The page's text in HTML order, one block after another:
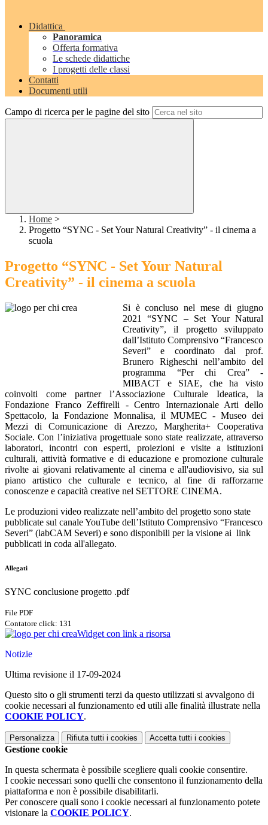
Didattica
Panoramica
Offerta formativa
Le schede didattiche
I progetti delle classi
Contatti
Documenti utili
Campo di ricerca per le pagine del sito
Home >
Progetto “SYNC - Set Your Natural Creativity” - il cinema a
scuola
Progetto “SYNC - Set Your Natural
Creativity” - il cinema a scuola
Si è concluso nel mese di giugno
2021 “SYNC – Set Your Natural
Creativity”, il progetto sviluppato
dall’Istituto Comprensivo “Francesco
Severi” e coordinato dal prof.
Brunero Righeschi nell’ambito del
programma “Per chi Crea” -
MIBACT e SIAE, che ha visto
coinvolti come partner l’Associazione Culturale Ideatica, la
Fondazione Franco Zeffirelli - Centro Internazionale Arti dello
Spettacolo, la Fondazione Monnalisa, il MUMEC - Museo dei
Mezzi di Comunicazione di Arezzo, Margherita+ Cooperativa
Sociale. Con l’iniziativa progettuale sono state realizzate, attraverso
laboratori, incontri con esperti, proiezioni e visite a istituzioni
culturali, attività formative e di educazione e promozione culturale
rivolte ai giovani relativamente al cinema e all'audiovisivo, sia sul
piano artistico che culturale e tecnico, al fine di rafforzarne
conoscenze e capacità creative nel SETTORE CINEMA.
Le produzioni video realizzate nell’ambito del progetto sono state
pubblicate sul canale YouTube dell’Istituto Comprensivo “Francesco
Severi” (labCAM Severi) e sono disponibili per la visione ai link
pubblicati in coda all'allegato.
Allegati
SYNC conclusione progetto .pdf
File PDF
Contatore click: 131
Widget con link a risorsa
Notizie
Ultima revisione il 17-09-2024
Questo sito o gli strumenti terzi da questo utilizzati si avvalgono di
cookie necessari al funzionamento ed utili alle finalità illustrate nella
COOKIE POLICY.
Personalizza Rifiuta tutti i cookies Accetta tutti i cookies
Gestione cookie
In questa schermata è possibile scegliere quali cookie consentire.
I cookie necessari sono quelli che consentono il funzionamento della
piattaforma e non è possibile disabilitarli.
Per conoscere quali sono i cookie necessari al funzionamento potete
visionare la COOKIE POLICY.